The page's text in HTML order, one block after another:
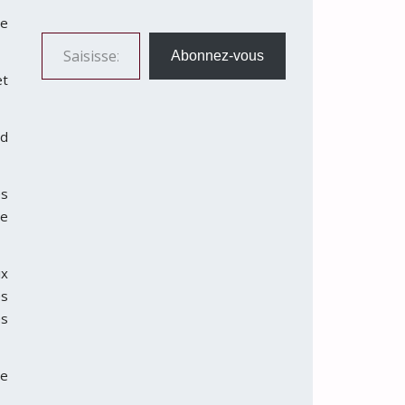
Saisissez votre adresse e-mail…
Abonnez-vous